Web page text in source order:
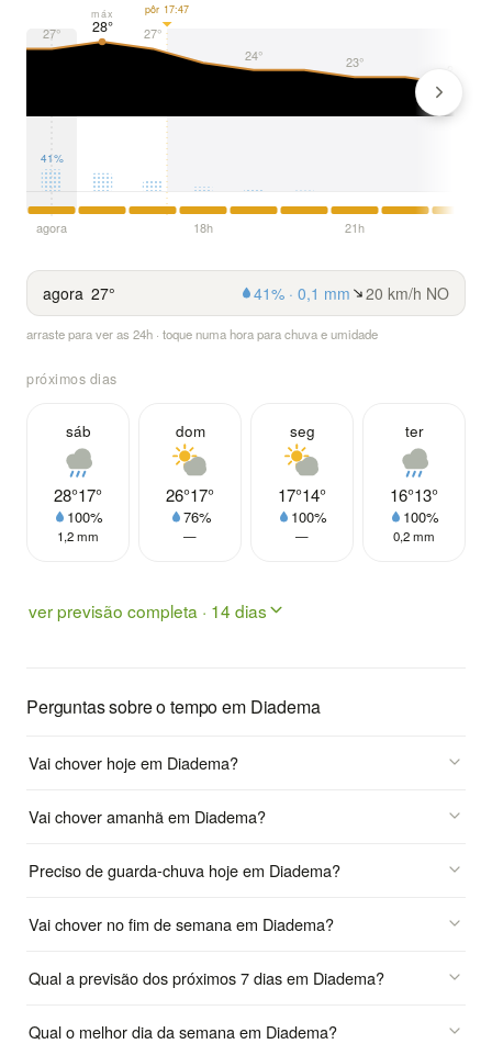
27° 28°
27°
24°
23°
máx
41%
agora 18h 21h
pôr 17:47
agora 27° 41% · 0,1 mm 20 km/h NO
arraste para ver as 24h · toque numa hora para chuva e umidade
próximos dias
sáb
28°17°
100%
1,2 mm
dom
26°17°
76%
—
seg
17°14°
100%
—
ter
16°13°
100%
0,2 mm
ver previsão completa · 14 dias
Perguntas sobre o tempo em Diadema
Vai chover hoje em Diadema?
Vai chover amanhã em Diadema?
Preciso de guarda-chuva hoje em Diadema?
Vai chover no fim de semana em Diadema?
Qual a previsão dos próximos 7 dias em Diadema?
Qual o melhor dia da semana em Diadema?